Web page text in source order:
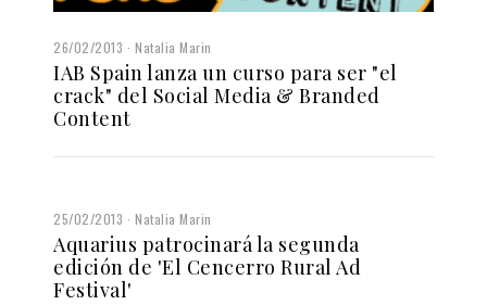
26/02/2013 Natalia Marin
IAB Spain lanza un curso para ser "el
crack" del Social Media & Branded
Content
25/02/2013 Natalia Marin
Aquarius patrocinará la segunda
edición de 'El Cencerro Rural Ad
Festival'